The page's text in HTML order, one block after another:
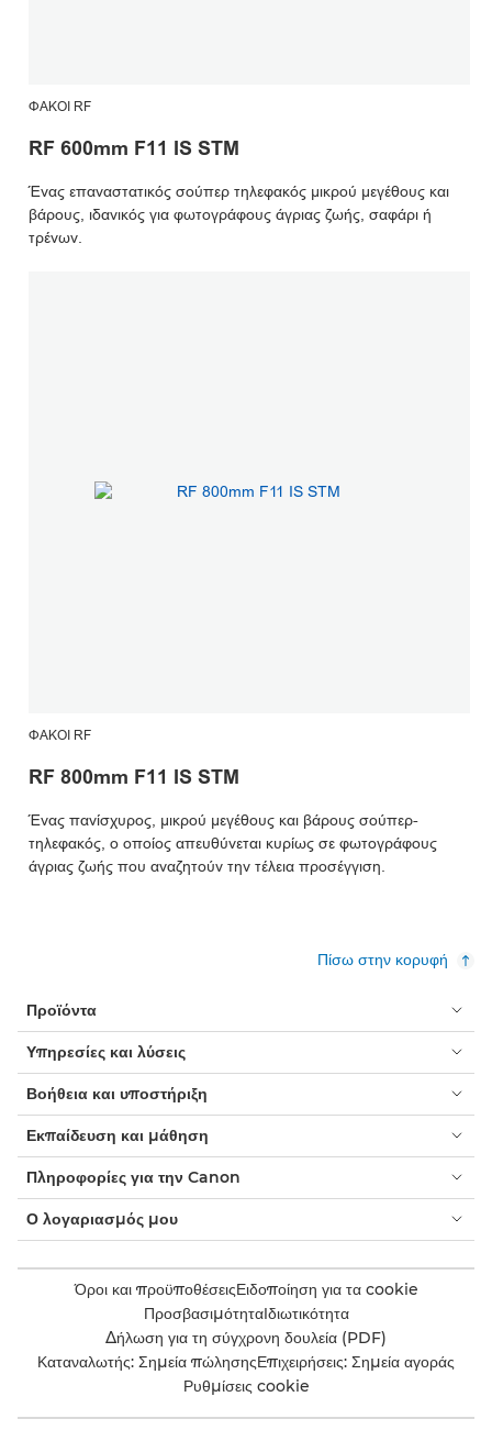
ΦΑΚΟΊ RF
RF 600mm F11 IS STM
Ένας επαναστατικός σούπερ τηλεφακός μικρού μεγέθους και
βάρους, ιδανικός για φωτογράφους άγριας ζωής, σαφάρι ή
τρένων.
ΦΑΚΟΊ RF
RF 800mm F11 IS STM
Ένας πανίσχυρος, μικρού μεγέθους και βάρους σούπερ-
τηλεφακός, ο οποίος απευθύνεται κυρίως σε φωτογράφους
άγριας ζωής που αναζητούν την τέλεια προσέγγιση.
Πίσω στην κορυφή
Προϊόντα
Υπηρεσίες και λύσεις
Βοήθεια και υποστήριξη
Εκπαίδευση και μάθηση
Πληροφορίες για την Canon
Ο λογαριασμός μου
Όροι και προϋποθέσειςΕιδοποίηση για τα cookie
ΠροσβασιμότηταΙδιωτικότητα
Δήλωση για τη σύγχρονη δουλεία (PDF)
Καταναλωτής: Σημεία πώλησηςΕπιχειρήσεις: Σημεία αγοράς
Ρυθμίσεις cookie